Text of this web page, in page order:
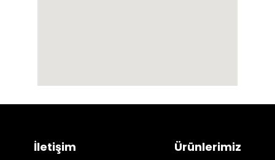
İletişim Ürünlerimiz